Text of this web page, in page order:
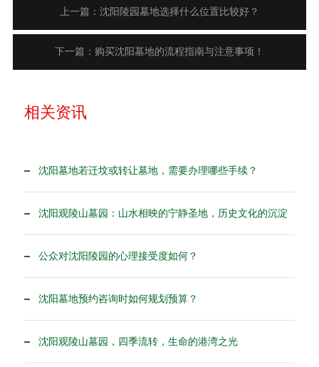
上一篇：沈阳陵园墓地选择什么位置比较好？
下一篇：购买沈阳墓地的流程指南与注意事项！
相关资讯
沈阳墓地若迁坟或转让墓地，需要办理哪些手续？
沈阳观陵山墓园：山水相映的宁静圣地，历史文化的沉淀
公众对沈阳陵园的心理接受度如何？
沈阳墓地预约咨询时如何规划预算？
沈阳观陵山墓园，四季流转，生命的港湾之光